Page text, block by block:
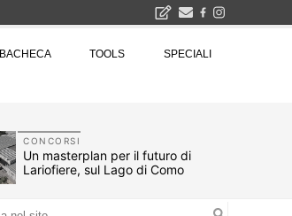
BACHECA TOOLS SPECIALI
CONCORSI
Un masterplan per il futuro di
Lariofiere, sul Lago di Como